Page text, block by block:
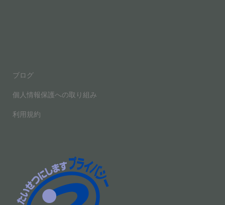
k
ブログ
個人情報保護への取り組み
利用規約